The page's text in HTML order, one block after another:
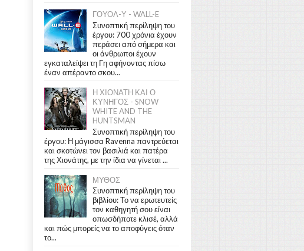
ΓΟΥΟΛ-Υ - WALL-E
Συνοπτική περίληψη του
έργου: 700 χρόνια έχουν
περάσει από σήμερα και
οι άνθρωποι έχουν
εγκαταλείψει τη Γη αφήνοντας πίσω
έναν απέραντο σκου...
Η ΧΙΟΝΑΤΗ ΚΑΙ Ο
ΚΥΝΗΓΟΣ - SNOW
WHITE AND THE
HUNTSMAN
Συνοπτική περίληψη του
έργου: Η μάγισσα Ravenna παντρεύεται
και σκοτώνει τον βασιλιά και πατέρα
της Χιονάτης, με την ίδια να γίνεται ...
ΜΥΘΟΣ
Συνοπτική περίληψη του
βιβλίου: Το να ερωτευτείς
τον καθηγητή σου είναι
οπωσδήποτε κλισέ, αλλά
και πώς μπορείς να το αποφύγεις όταν
το...